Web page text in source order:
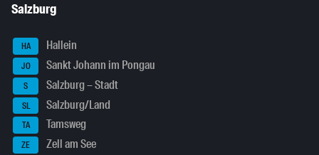
Salzburg
HA Hallein
JO Sankt Johann im Pongau
S Salzburg – Stadt
SL Salzburg/Land
TA Tamsweg
ZE Zell am See